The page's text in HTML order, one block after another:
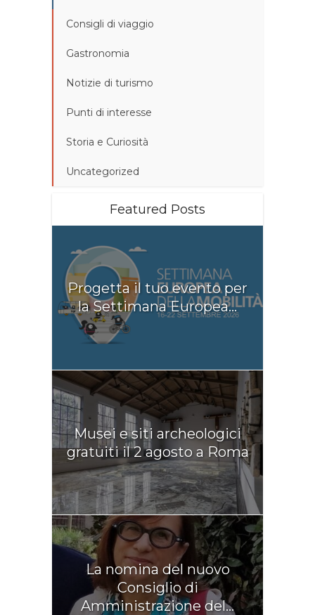
Consigli di viaggio
Gastronomia
Notizie di turismo
Punti di interesse
Storia e Curiosità
Uncategorized
Featured Posts
Progetta il tuo evento per
la Settimana Europea...
Musei e siti archeologici
gratuiti il 2 agosto a Roma
La nomina del nuovo
Consiglio di
Amministrazione del...